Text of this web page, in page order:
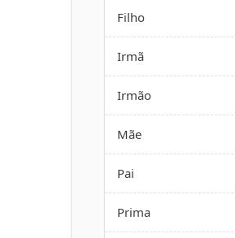
Filho
Irmã
Irmão
Mãe
Pai
Prima